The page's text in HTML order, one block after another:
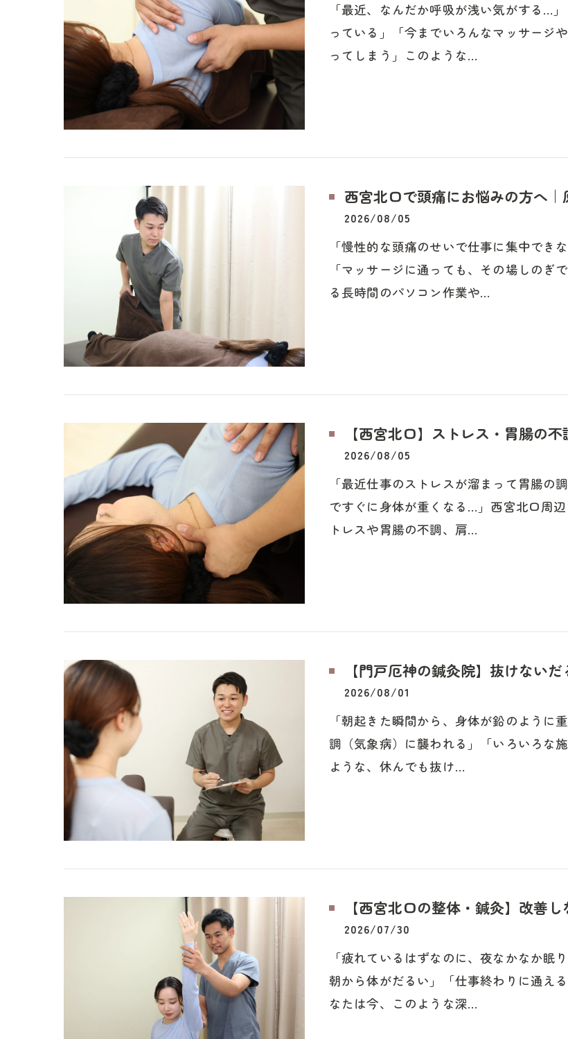
「最近、なんだか呼吸が浅い気がする…
っている」「今までいろんなマッサージ
ってしまう」このような…
西宮北口で頭痛にお悩みの方へ
2026/08/05
「慢性的な頭痛のせいで仕事に集中でき
「マッサージに通っても、その場しのぎ
る長時間のパソコン作業や…
【西宮北口】ストレス・胃腸の
2026/08/05
「最近仕事のストレスが溜まって胃腸
ですぐに身体が重くなる…」西宮北口周
トレスや胃腸の不調、肩…
【門戸厄神の鍼灸院】抜けない
2026/08/01
「朝起きた瞬間から、身体が鉛のよう
調（気象病）に襲われる」「いろいろな
ような、休んでも抜け…
【西宮北口の整体・鍼灸】改善
2026/07/30
「疲れているはずなのに、夜なかなか眠
朝から体がだるい」「仕事終わりに通え
なたは今、このような深…